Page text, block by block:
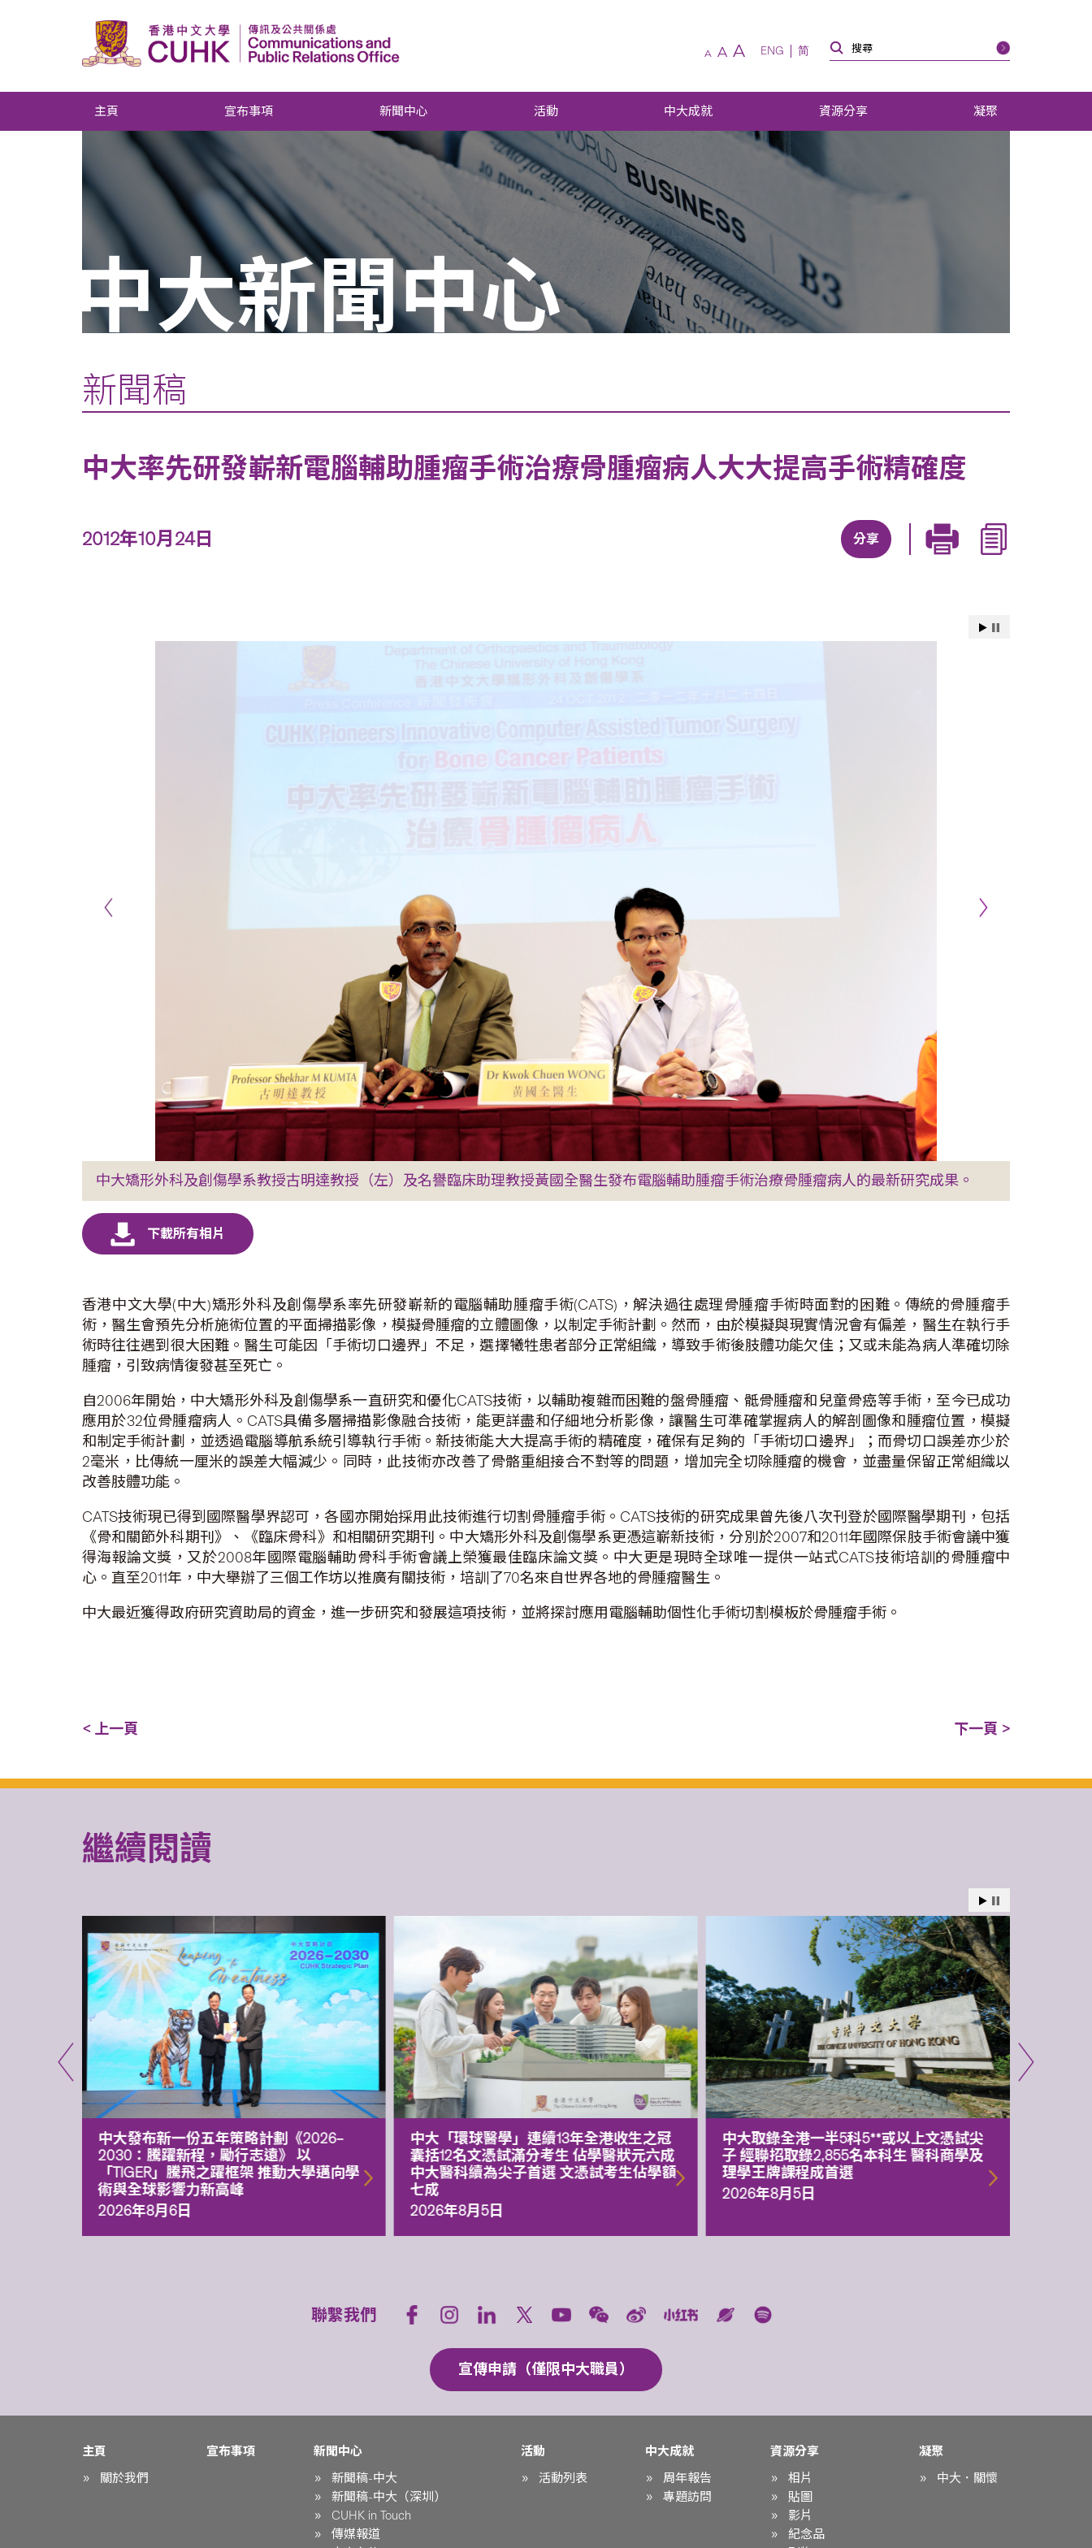
A A A ENG 简
主頁 宣布事項 新聞中心 活動 中大成就 資源分享 凝聚
中大新聞中心
新聞稿
中大率先研發嶄新電腦輔助腫瘤手術治療骨腫瘤病人大大提高手術精確度
2012年10月24日 分享
中大矯形外科及創傷學系教授古明達教授（左）及名譽臨床助理教授黃國全醫生發布電腦輔助腫瘤手術治療骨腫瘤病人的最新研究成果。
香港中文大學(中大)矯形外科及創傷學系率先研發嶄新的電腦輔助腫瘤手術(CATS)，解決過往處理骨腫瘤手術時面對的困難。傳統的骨腫瘤手
術，醫生會預先分析施術位置的平面掃描影像，模擬骨腫瘤的立體圖像，以制定手術計劃。然而，由於模擬與現實情況會有偏差，醫生在執行手
術時往往遇到很大困難。醫生可能因「手術切口邊界」不足，選擇犧牲患者部分正常組織，導致手術後肢體功能欠佳；又或未能為病人準確切除
腫瘤，引致病情復發甚至死亡。
自2006年開始，中大矯形外科及創傷學系一直研究和優化CATS技術，以輔助複雜而困難的盤骨腫瘤、骶骨腫瘤和兒童骨癌等手術，至今已成功
應用於32位骨腫瘤病人。CATS具備多層掃描影像融合技術，能更詳盡和仔細地分析影像，讓醫生可準確掌握病人的解剖圖像和腫瘤位置，模擬
和制定手術計劃，並透過電腦導航系統引導執行手術。新技術能大大提高手術的精確度，確保有足夠的「手術切口邊界」；而骨切口誤差亦少於
2毫米，比傳統一厘米的誤差大幅減少。同時，此技術亦改善了骨骼重組接合不對等的問題，增加完全切除腫瘤的機會，並盡量保留正常組織以
改善肢體功能。
CATS技術現已得到國際醫學界認可，各國亦開始採用此技術進行切割骨腫瘤手術。CATS技術的研究成果曾先後八次刊登於國際醫學期刊，包括
《骨和關節外科期刊》、《臨床骨科》和相關研究期刊。中大矯形外科及創傷學系更憑這嶄新技術，分別於2007和2011年國際保肢手術會議中獲
得海報論文獎，又於2008年國際電腦輔助骨科手術會議上榮獲最佳臨床論文獎。中大更是現時全球唯一提供一站式CATS技術培訓的骨腫瘤中
心。直至2011年，中大舉辦了三個工作坊以推廣有關技術，培訓了70名來自世界各地的骨腫瘤醫生。
中大最近獲得政府研究資助局的資金，進一步研究和發展這項技術，並將探討應用電腦輔助個性化手術切割模板於骨腫瘤手術。
< 上一頁 下一頁 >
繼續閱讀
中大發布新一份五年策略計劃《2026‒
2030：騰躍新程，勵行志遠》 以
「TIGER」騰飛之躍框架 推動大學邁向學
術與全球影響力新高峰
2026年8月6日
中大「環球醫學」連續13年全港收生之冠
囊括12名文憑試滿分考生 佔學醫狀元六成
中大醫科續為尖子首選 文憑試考生佔學額
七成
2026年8月5日
中大取錄全港一半5科5**或以上文憑試尖
子 經聯招取錄2,855名本科生 醫科商學及
理學王牌課程成首選
2026年8月5日
聯繫我們
宣傳申請（僅限中大職員）
主頁
關於我們
宣布事項
新聞中心
新聞稿-中大
新聞稿-中大（深圳）
CUHK in Touch
傳媒報道
活動
活動列表
中大成就
周年報告
專題訪問
資源分享
相片
貼圖
影片
紀念品
凝聚
中大．關懷